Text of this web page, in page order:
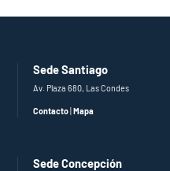
Sede Santiago
Av. Plaza 680, Las Condes
Contacto|Mapa
Sede Concepción